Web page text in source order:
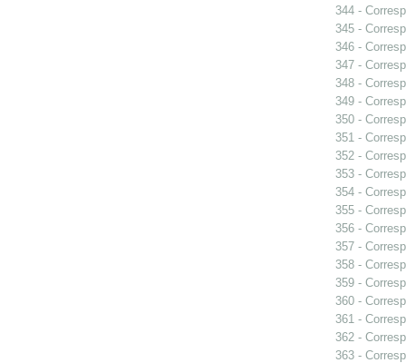
344 -
345 -
346 -
347 -
348 -
349 -
350 -
351 -
352 -
353 -
354 -
355 -
356 -
357 -
358 -
359 -
360 -
361 -
362 -
363 -